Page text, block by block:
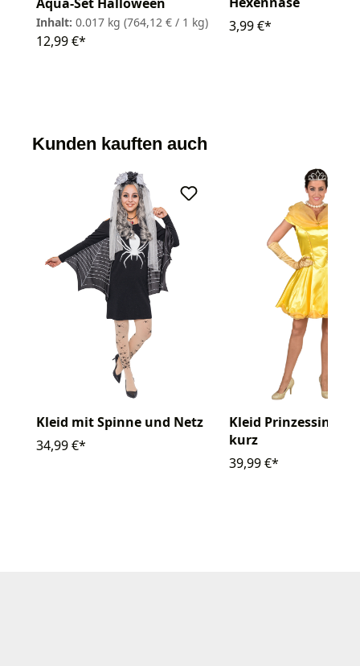
Inhalt: 0.017 kg (764,12 € / 1 kg)
12,99 €*
3,99 €*
Kunden kauften auch
Kleid mit Spinne und Netz
34,99 €*
Kleid Prinzessin
kurz
39,99 €*